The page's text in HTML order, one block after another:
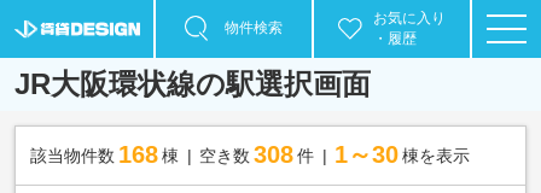
物件検索
お気に入り
・履歴
JR大阪環状線の駅選択画面
該当物件数 168棟 空き数 308 件 1～30 棟を表示